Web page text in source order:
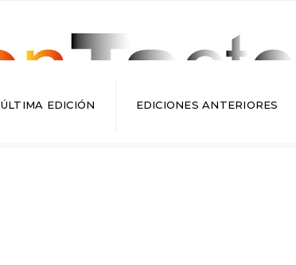
ÚLTIMA EDICIÓN EDICIONES ANTERIORES